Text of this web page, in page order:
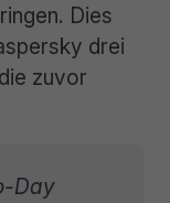
Dies
drei
zuvor
Day